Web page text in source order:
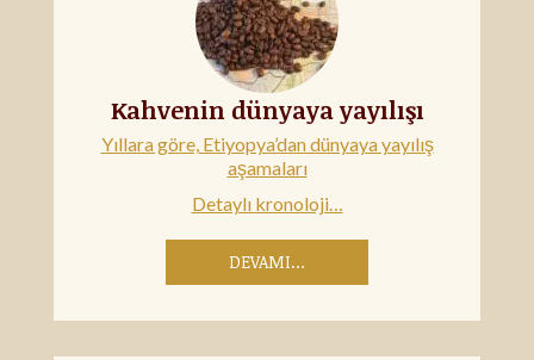
Kahvenin dünyaya yayılışı
Yıllara göre, Etiyopya’dan dünyaya yayılış
aşamaları
Detaylı kronoloji…
DEVAMI…